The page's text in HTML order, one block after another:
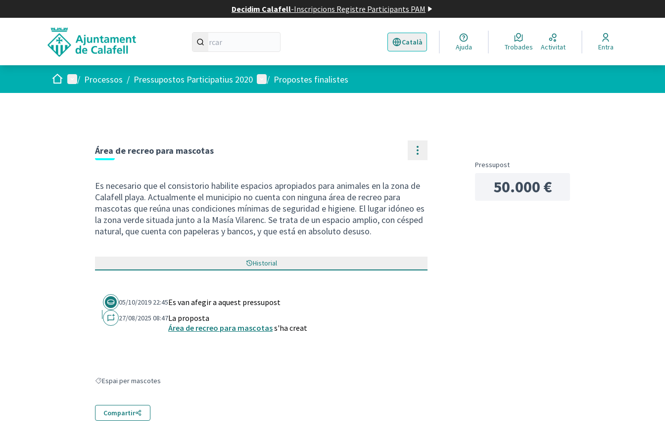
Decidim Calafell-Inscripcions Registre Participants PAM
Català
Triar la llengua Elegir el idioma
Ajuda Trobades Activitat Entra
Inici Menú principal
/ Processos / Pressupostos Participatius 2020 Menú d'usuari
/ Propostes finalistes
Área de recreo para mascotas Controls de recursos
Es necesario que el consistorio habilite espacios apropiados para animales en la zona de
Calafell playa. Actualmente el municipio no cuenta con ninguna área de recreo para
mascotas que reúna unas condiciones mínimas de seguridad e higiene. El lugar idóneo es
la zona verde situada junto a la Masía Vilarenc. Se trata de un espacio amplio, con césped
natural, que cuenta con papeleras y bancos, y que está en absoluto desuso.
Historial
05/10/2019 22:45Es van afegir a aquest pressupost
27/08/2025 08:47La proposta
Área de recreo para mascotass'ha creat
Resultats en filtrar per: Espai per mascotes
Espai per mascotes
Compartir
Pressupost
50.000 €